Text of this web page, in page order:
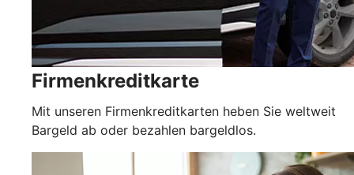
Firmenkreditkarte
Mit unseren Firmenkreditkarten heben Sie weltweit
Bargeld ab oder bezahlen bargeldlos.